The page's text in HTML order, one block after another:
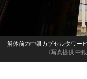
《写真提供 中
解体前の中銀カプセルタワー